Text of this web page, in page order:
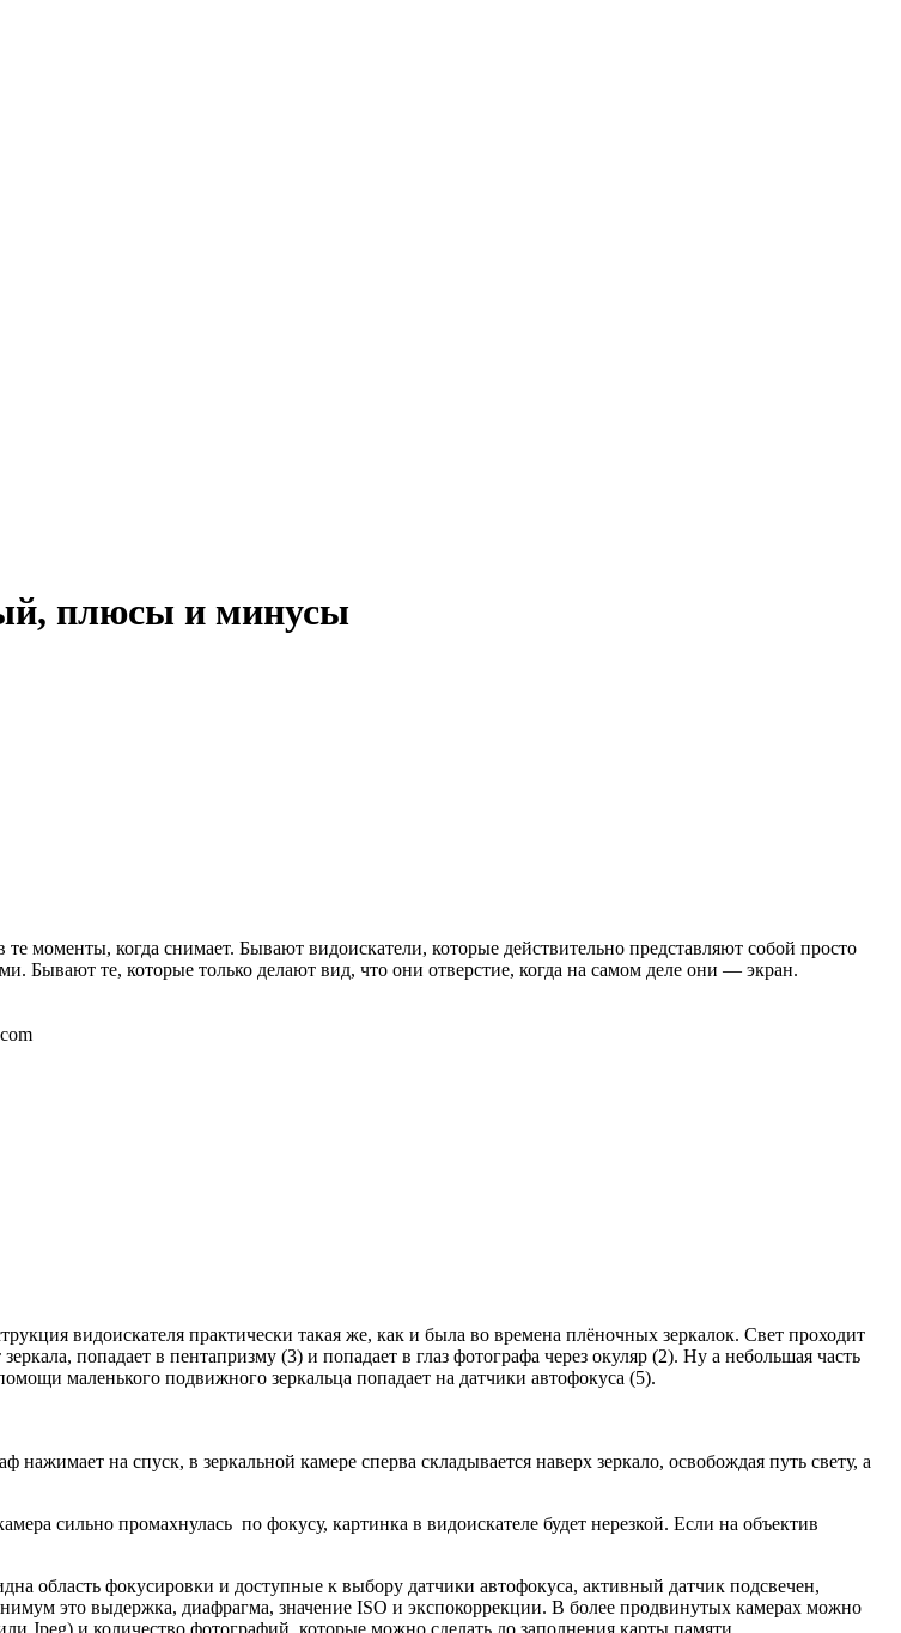
плюсы и минусы
моменты, когда снимает. Бывают видоискатели, которые действительно представляют собой просто
Бывают те, которые только делают вид, что они отверстие, когда на самом деле они — экран.
видоискателя практически такая же, как и была во времена плёночных зеркалок. Свет проходит
попадает в пентапризму (3) и попадает в глаз фотографа через окуляр (2). Ну а небольшая часть
маленького подвижного зеркальца попадает на датчики автофокуса (5).
на спуск, в зеркальной камере сперва складывается наверх зеркало, освобождая путь свету, а
сильно промахнулась по фокусу, картинка в видоискателе будет нерезкой. Если на объектив
область фокусировки и доступные к выбору датчики автофокуса, активный датчик подсвечен,
это выдержка, диафрагма, значение ISO и экспокоррекции. В более продвинутых камерах можно
Jpeg) и количество фотографий, которые можно сделать до заполнения карты памяти.